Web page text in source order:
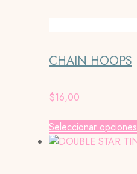
CHAIN HOOPS
$16,00
Seleccionar opciones